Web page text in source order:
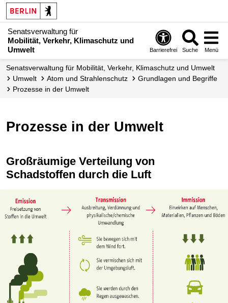
Senatsverwaltung für
Mobilität, Verkehr, Klimaschutz und
Umwelt
Barrierefrei Suche Menü
Senatsverwaltung für Mobilität, Verkehr, Klimaschutz und Umwelt
Umwelt
Atom und Strahlenschutz
Grundlagen und Begriffe
Prozesse in der Umwelt
Prozesse in der Umwelt
Großräumige Verteilung von
Schadstoffen durch die Luft